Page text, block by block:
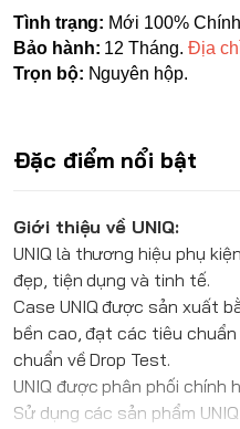
Tình trạng: Mới 100%
Bảo hành: 12 Tháng. Địa
Trọn bộ: Nguyên hộp.
Đặc điểm nổi bật
Giới thiệu về UNIQ:
UNIQ là thương hiệu phụ
đẹp, tiện dụng và tinh tế.
Case UNIQđược sản xuất
bền cao, đạt các tiêu
chuẩn về Drop Test.
UNIQ được phân phối chính
Sử dụng các sản phẩm UNIQ